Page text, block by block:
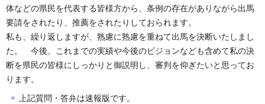
体などの県民を代表する皆様方から、条例の存在がありながら出馬
要請をされたり、推薦をされたりしておられます。
私も、繰り返しますが、熟慮に熟慮を重ねて出馬を決断いたしまし
た。 今後、これまでの実績や今後のビジョンなども含めて私の決
断を県民の皆様にしっかりと御説明し、審判を仰ぎたいと思ってお
ります。
上記質問・答弁は速報版です。